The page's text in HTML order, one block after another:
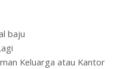
baju
Keluarga atau Kantor